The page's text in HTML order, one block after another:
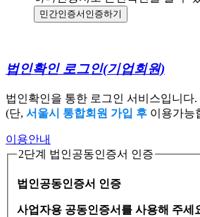
민간인증서 인증하기
법인확인 로그인(기업회원)
법인확인을 통한 로그인 서비스입니다.
(단, 서울시 통합회원 가입 후 이용가능
이용안내
2단계 법인공동인증서 인증
법인공동인증서 인증
사업자용 공동인증서를 사용해 주세